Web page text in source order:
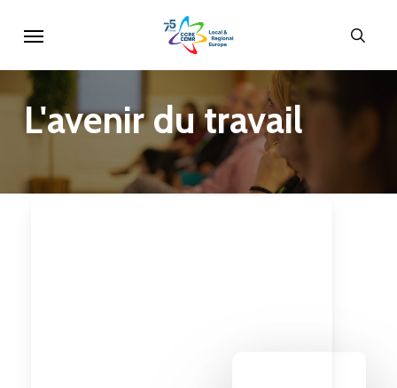
main
contentL'avenir dutravail